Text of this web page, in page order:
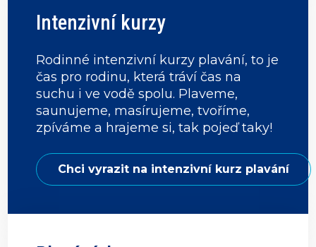
Intenzivní kurzy
Rodinné intenzivní kurzy plavání, to je
čas pro rodinu, která tráví čas na
suchu i ve vodě spolu. Plaveme,
saunujeme, masírujeme, tvoříme,
zpíváme a hrajeme si, tak pojeď taky!
Chci vyrazit na intenzivní kurz plavání